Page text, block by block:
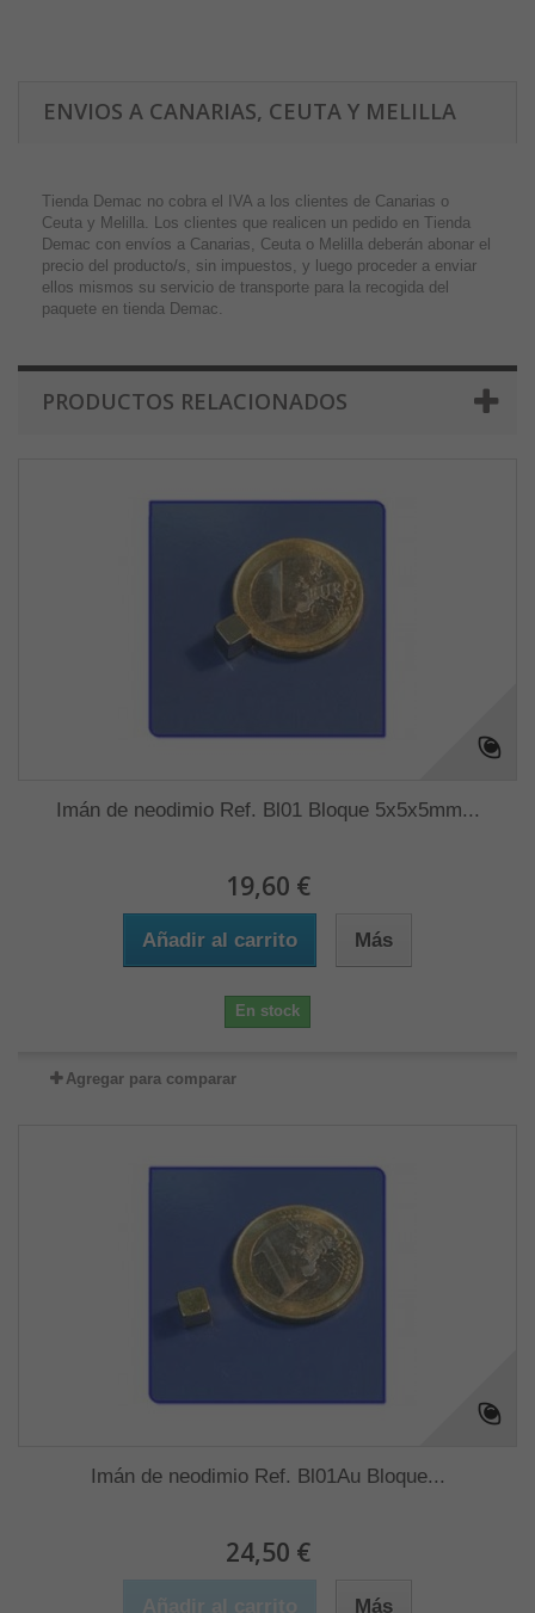
ENVIOS A CANARIAS, CEUTA Y MELILLA
Tienda Demac no cobra el IVA a los clientes de Canarias o
Ceuta y Melilla. Los clientes que realicen un pedido en Tienda
Demac con envíos a Canarias, Ceuta o Melilla deberán abonar el
precio del producto/s, sin impuestos, y luego proceder a enviar
ellos mismos su servicio de transporte para la recogida del
paquete en tienda Demac.
PRODUCTOS RELACIONADOS
Imán de neodimio Ref. Bl01 Bloque 5x5x5mm...
19,60 €
Añadir al carrito Más
En stock
Agregar para comparar
Imán de neodimio Ref. Bl01Au Bloque...
24,50 €
Más